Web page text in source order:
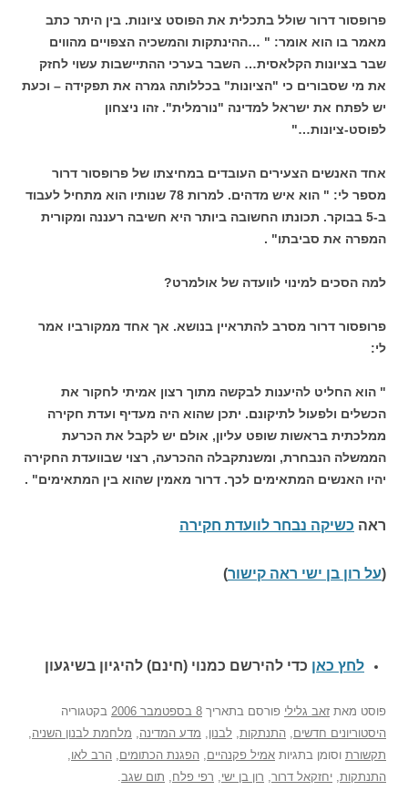
פרופסור דרור שולל בתכלית את הפוסט ציונות. בין היתר כתב
מאמר בו הוא אומר: " …ההינתקות והמשכיה הצפויים מהווים
שבר בציונות הקלאסית… השבר בערכי ההתיישבות עשוי לחזק
את מי שסבורים כי "הציונות" בכללותה גמרה את תפקידה – וכעת
יש לפתח את ישראל למדינה "נורמלית". זהו ניצחון
לפוסט-ציונות…"
אחד האנשים הצעירים העובדים במחיצתו של פרופסור דרור
מספר לי: " הוא איש מדהים. למרות 78 שנותיו הוא מתחיל לעבוד
ב-5 בבוקר. תכונתו החשובה ביותר היא חשיבה רעננה ומקורית
המפרה את סביבתו" .
למה הסכים למינוי לוועדה של אולמרט?
פרופסור דרור מסרב להתראיין בנושא. אך אחד ממקורביו אמר
לי:
" הוא החליט להיענות לבקשה מתוך רצון אמיתי לחקור את
הכשלים ולפעול לתיקונם. יתכן שהוא היה מעדיף ועדת חקירה
ממלכתית בראשות שופט עליון, אולם יש לקבל את הכרעת
הממשלה הנבחרת, ומשנתקבלה ההכרעה, רצוי שבוועדת החקירה
יהיו האנשים המתאימים לכך. דרור מאמין שהוא בין המתאימים" .
ראה כשיקה נבחר לוועדת חקירה
(על רון בן ישי ראה קישור)
לחץ כאן כדי להירשם כמנוי (חינם) להיגיון בשיגעון
פוסט מאת זאב גלילי פורסם בתאריך 8 בספטמבר 2006
בקטגוריה
היסטוריונים חדשים, התנתקות, לבנון, מדע המדינה, מלחמת לבנון השניה,
תקשורת וסומן בתגיות אמיל פקנהיים, הפגנת הכתומים, הרב לאו,
התנתקות, יחזקאל דרור, רון בן ישי, רפי פלח, תום שגב.